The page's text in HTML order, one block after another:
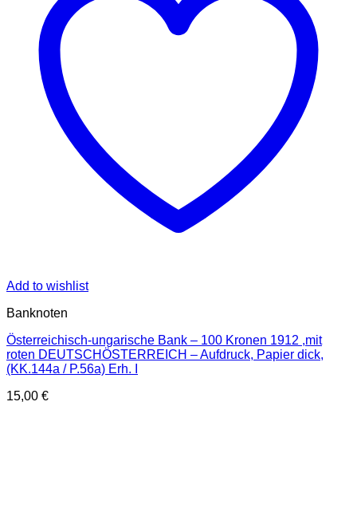
Add to wishlist
Banknoten
Österreichisch-ungarische Bank – 100 Kronen 1912 ,mit
roten DEUTSCHÖSTERREICH – Aufdruck, Papier dick,
(KK.144a / P.56a) Erh. I
15,00 €